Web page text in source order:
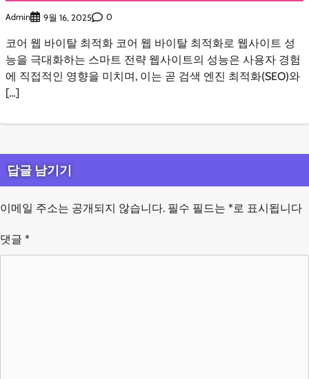
Admin 9월 16, 2025 0
코어 웹 바이탈 최적화 코어 웹 바이탈 최적화로 웹사이트 성
능을 극대화하는 스마트 전략 웹사이트의 성능은 사용자 경험
에 직접적인 영향을 미치며, 이는 곧 검색 엔진 최적화(SEO)와
[…]
답글 남기기
이메일 주소는 공개되지 않습니다. 필수 필드는 * 로 표시됩니다
댓글 *